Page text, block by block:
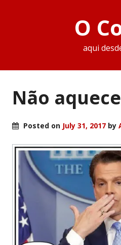
O
aqui
Não
Posted on July 31, 2017 by